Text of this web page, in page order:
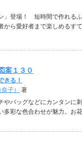
」登場！ 短時間で作れるふ
から愛好者まで楽しめるすて
案１３０
きる！
子）
著
バッグなどにカンタンに刺
多彩な色合わせが魅力。お花